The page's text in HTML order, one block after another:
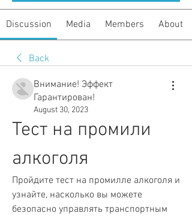
Discussion Media Members About
Back
Внимание! Эффект
Гарантирован!
August 30, 2023
Тест на промили
алкоголя
Пройдите тест на промилле алкоголя и
узнайте, насколько вы можете
безопасно управлять транспортным